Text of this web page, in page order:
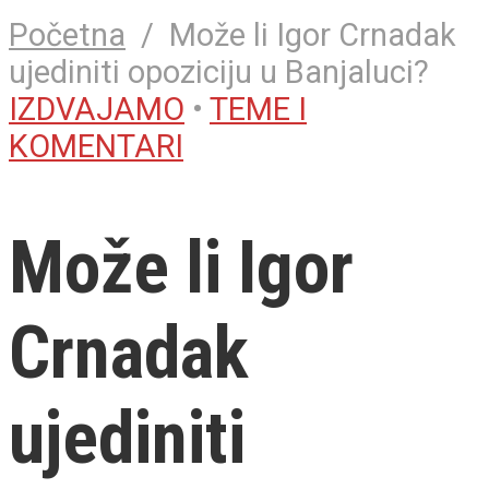
Početna / Može li Igor Crnadak
ujediniti opoziciju u Banjaluci?
IZDVAJAMO • TEME I
KOMENTARI
Može li Igor
Crnadak
ujediniti